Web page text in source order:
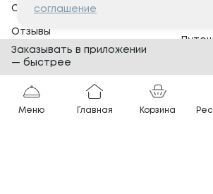
Сертификаты
Отзывы
Банкеты
Вопросы и ответы
с
Меню Главная Корзина
соглашение
Заказывать в приложении
— быстрее